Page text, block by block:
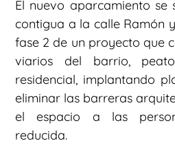
El nuevo aparcamiento se
contigua a la calle Ramón
fase 2 de un proyecto que
viarios del barrio,
residencial, implantando
eliminar las barreras
el espacio a las
reducida.